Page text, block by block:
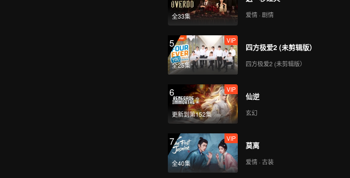
全33集 爱情 · 剧情
5
全25集
VIP
四方极爱2 (未剪辑版）
四方极爱2 (未剪辑版）
6
更新到第152集
VIP
仙逆
玄幻
7
全40集
VIP
莫离
爱情 · 古装